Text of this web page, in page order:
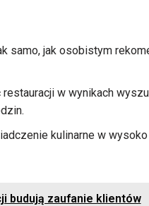
samo, jak osobistym
w wynikach
kulinarne w
budują zaufanie klientów